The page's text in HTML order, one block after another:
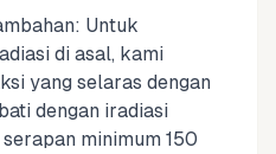
Untuk
di asal, kami
yang selaras dengan
dengan iradiasi
minimum 150